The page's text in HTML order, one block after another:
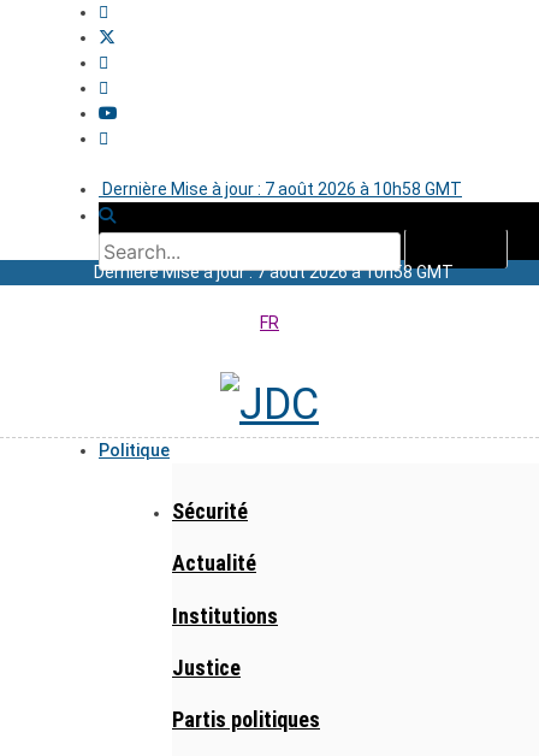
Dernière Mise à jour : 7 août 2026 à 10h58 GMT
Dernière Mise à jour : 7 août 2026 à 10h58 GMT
FR
Politique
Sécurité
Actualité
Institutions
Justice
Partis politiques